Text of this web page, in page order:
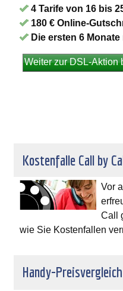
4 Tarife von 16 bis
180 € Online-
Die ersten 6 Monate
Weiter zur DSL-Aktion
Kostenfalle Call by
Vor
Call
wie Sie Kostenfallen
Handy-Preisvergleich